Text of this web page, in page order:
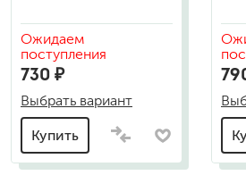
Ожидаем
поступления
730 ₽
Выбрать вариант
Купить